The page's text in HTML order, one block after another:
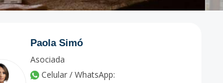
Paola Simó
Asociada
Celular / WhatsApp: